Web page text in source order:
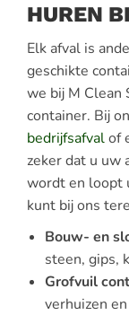
HUREN
Elk afval is
geschikte
we bij M Clean
container. Bij
bedrijfsafvalof
zeker dat u uw
wordt en loopt
kunt bij ons
Bouw- en
steen, gips,
Grofvuil
verhuizen